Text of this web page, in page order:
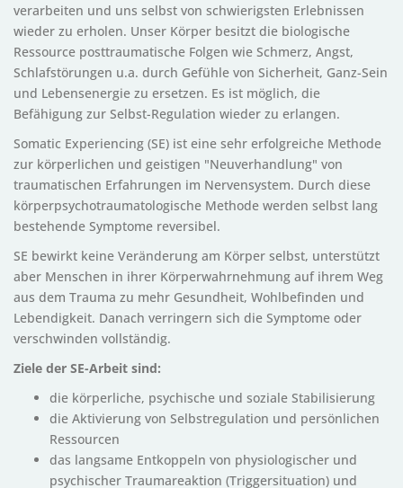
verarbeiten und uns selbst von schwierigsten Erlebnissen
wieder zu erholen. Unser Körper besitzt die biologische
Ressource posttraumatische Folgen wie Schmerz, Angst,
Schlafstörungen u.a. durch Gefühle von Sicherheit, Ganz-Sein
und Lebensenergie zu ersetzen. Es ist möglich, die
Befähigung zur Selbst-Regulation wieder zu erlangen.
Somatic Experiencing (SE) ist eine sehr erfolgreiche Methode
zur körperlichen und geistigen "Neuverhandlung" von
traumatischen Erfahrungen im Nervensystem. Durch diese
körperpsychotraumatologische Methode werden selbst lang
bestehende Symptome reversibel.
SE bewirkt keine Veränderung am Körper selbst, unterstützt
aber Menschen in ihrer Körperwahrnehmung auf ihrem Weg
aus dem Trauma zu mehr Gesundheit, Wohlbefinden und
Lebendigkeit. Danach verringern sich die Symptome oder
verschwinden vollständig.
Ziele der SE-Arbeit sind:
die körperliche, psychische und soziale Stabilisierung
die Aktivierung von Selbstregulation und persönlichen
Ressourcen
das langsame Entkoppeln von physiologischer und
psychischer Traumareaktion (Triggersituation) und